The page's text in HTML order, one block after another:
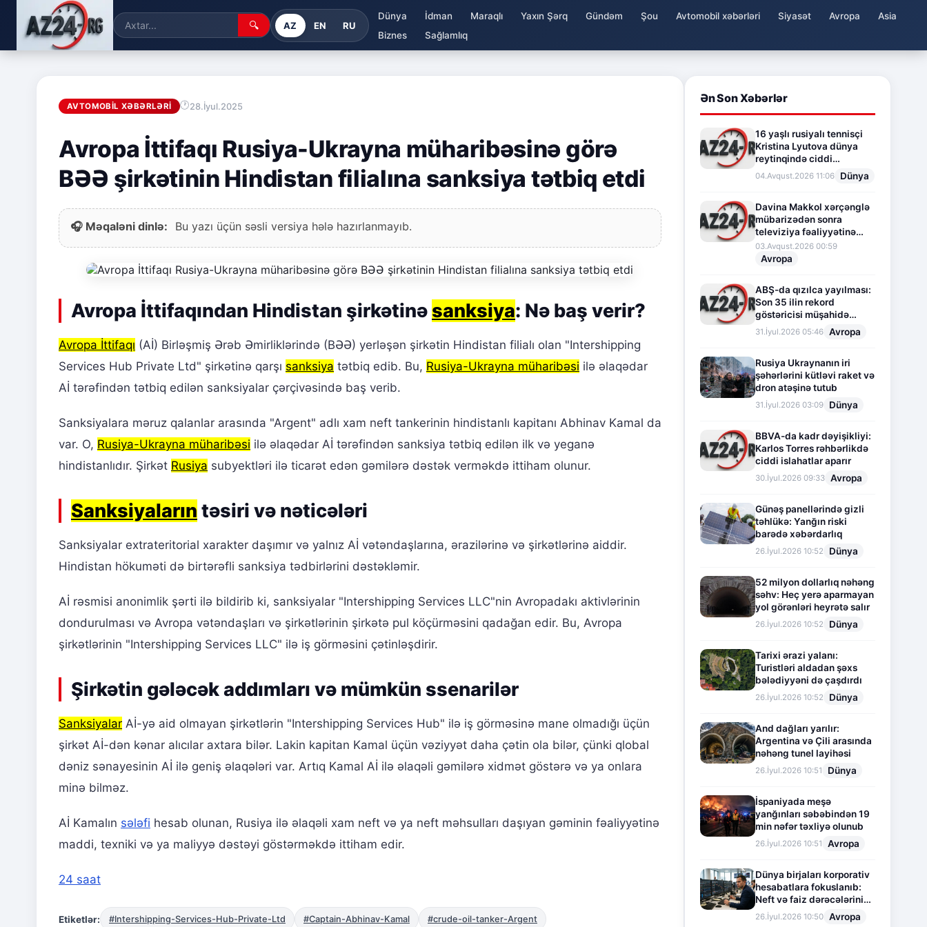
🔍 AZ EN RU
Dünya İdman Maraqlı Yaxın Şərq Gündəm Şou Avtomobil xəbərləri Siyasət Avropa
Asia
Biznes
Sağlamlıq
AVTOMOBIL XƏBƏRLƏRI 28.İyul.2025
Avropa İttifaqı Rusiya-Ukrayna müharibəsinə görə
BƏƏ şirkətinin Hindistan filialına sanksiya tətbiq etdi
🎧 Məqaləni dinlə: Bu yazı üçün səsli versiya hələ hazırlanmayıb.
Avropa İttifaqından Hindistan şirkətinə sanksiya: Nə baş verir?
Avropa İttifaqı (Aİ) Birləşmiş Ərəb Əmirliklərində (BƏƏ) yerləşən şirkətin Hindistan filialı olan "Intershipping
Services Hub Private Ltd" şirkətinə qarşı sanksiya tətbiq edib. Bu, Rusiya-Ukrayna müharibəsi ilə əlaqədar
Aİ tərəfindən tətbiq edilən sanksiyalar çərçivəsində baş verib.
Sanksiyalara məruz qalanlar arasında "Argent" adlı xam neft tankerinin hindistanlı kapitanı Abhinav Kamal da
var. O, Rusiya-Ukrayna müharibəsi ilə əlaqədar Aİ tərəfindən sanksiya tətbiq edilən ilk və yeganə
hindistanlıdır. Şirkət Rusiya subyektləri ilə ticarət edən gəmilərə dəstək verməkdə ittiham olunur.
Sanksiyaların təsiri və nəticələri
Sanksiyalar extrateritorial xarakter daşımır və yalnız Aİ vətəndaşlarına, ərazilərinə və şirkətlərinə aiddir.
Hindistan hökuməti də birtərəfli sanksiya tədbirlərini dəstəkləmir.
Aİ rəsmisi anonimlik şərti ilə bildirib ki, sanksiyalar "Intershipping Services LLC"nin Avropadakı aktivlərinin
dondurulması və Avropa vətəndaşları və şirkətlərinin şirkətə pul köçürməsini qadağan edir. Bu, Avropa
şirkətlərinin "Intershipping Services LLC" ilə iş görməsini çətinləşdirir.
Şirkətin gələcək addımları və mümkün ssenarilər
Sanksiyalar Aİ-yə aid olmayan şirkətlərin "Intershipping Services Hub" ilə iş görməsinə mane olmadığı üçün
şirkət Aİ-dən kənar alıcılar axtara bilər. Lakin kapitan Kamal üçün vəziyyət daha çətin ola bilər, çünki qlobal
dəniz sənayesinin Aİ ilə geniş əlaqələri var. Artıq Kamal Aİ ilə əlaqəli gəmilərə xidmət göstərə və ya onlara
minə bilməz.
Aİ Kamalın sələfi hesab olunan, Rusiya ilə əlaqəli xam neft və ya neft məhsulları daşıyan gəminin fəaliyyətinə
maddi, texniki və ya maliyyə dəstəyi göstərməkdə ittiham edir.
24 saat
Etiketlər: #Intershipping-Services-Hub-Private-Ltd #Captain-Abhinav-Kamal #crude-oil-tanker-Argent
Ən Son Xəbərlər
16 yaşlı rusiyalı tennisçi
Kristina Lyutova dünya
reytinqində ciddi
irəliləyişə imza atdı
04.Avqust.2026 11:06 Dünya
Davina Makkol xərçənglə
mübarizədən sonra
televiziya fəaliyyətinə
fasilə verir
03.Avqust.2026 00:59
Avropa
ABŞ-da qızılca yayılması:
Son 35 ilin rekord
göstəricisi müşahidə
olunur
31.İyul.2026 05:46 Avropa
Rusiya Ukraynanın iri
şəhərlərini kütləvi raket və
dron atəşinə tutub
31.İyul.2026 03:09 Dünya
BBVA-da kadr dəyişikliyi:
Karlos Torres rəhbərlikdə
ciddi islahatlar aparır
30.İyul.2026 09:33 Avropa
Günəş panellərində gizli
təhlükə: Yanğın riski
barədə xəbərdarlıq
26.İyul.2026 10:52 Dünya
52 milyon dollarlıq nəhəng
səhv: Heç yerə aparmayan
yol görənləri heyrətə salır
26.İyul.2026 10:52 Dünya
Tarixi ərazi yalanı:
Turistləri aldadan şəxs
bələdiyyəni də çaşdırdı
26.İyul.2026 10:52 Dünya
And dağları yarılır:
Argentina və Çili arasında
nəhəng tunel layihəsi
26.İyul.2026 10:51 Dünya
İspaniyada meşə
yanğınları səbəbindən 19
min nəfər təxliyə olunub
26.İyul.2026 10:51 Avropa
Dünya birjaları korporativ
hesabatlara fokuslanıb:
Neft və faiz dərəcələrinin
təsiri altında cari vəziyyət
26.İyul.2026 10:50 Avropa